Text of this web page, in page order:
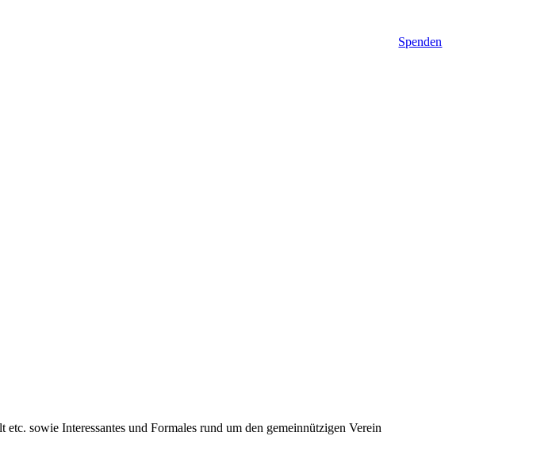
Spenden
sowie Inter­es­santes und Formales rund um den gemein­nüt­zigen Verein